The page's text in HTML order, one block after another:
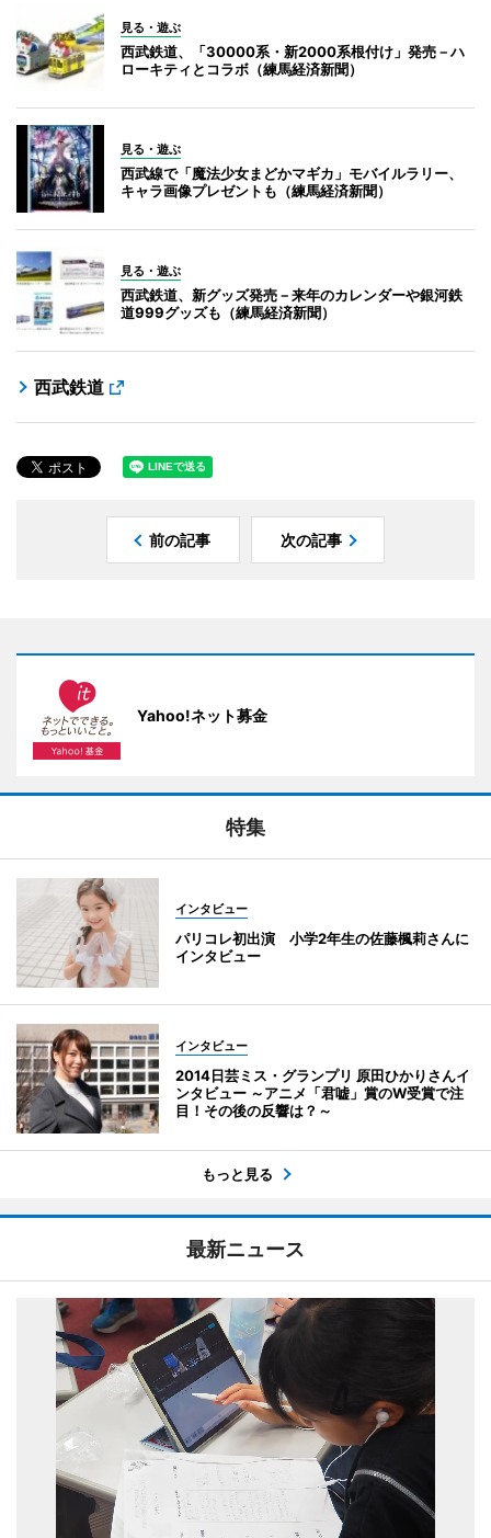
見る・遊ぶ
西武鉄道、「30000系・新2000系根付け」発売－ハ
ローキティとコラボ（練馬経済新聞）
見る・遊ぶ
西武線で「魔法少女まどかマギカ」モバイルラリー、
キャラ画像プレゼントも（練馬経済新聞）
見る・遊ぶ
西武鉄道、新グッズ発売－来年のカレンダーや銀河鉄
道999グッズも（練馬経済新聞）
西武鉄道
前の記事 次の記事
Yahoo!ネット募金
特集
インタビュー
パリコレ初出演 小学2年生の佐藤楓莉さんに
インタビュー
インタビュー
2014日芸ミス・グランプリ 原田ひかりさんイ
ンタビュー ～アニメ「君嘘」賞のW受賞で注
目！その後の反響は？～
もっと見る
最新ニュース